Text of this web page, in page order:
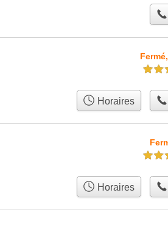
5,0
Horaires
5,0
Horaires